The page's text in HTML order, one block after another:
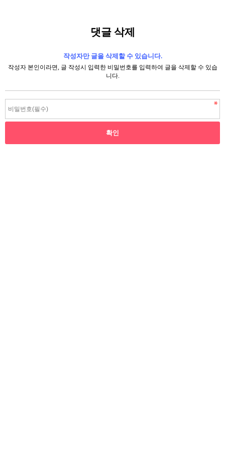
댓글 삭제
작성자만 글을 삭제할 수 있습니다.
작성자 본인이라면, 글 작성시 입력한 비밀번호를 입력하여 글을 삭제할 수 있습
니다.